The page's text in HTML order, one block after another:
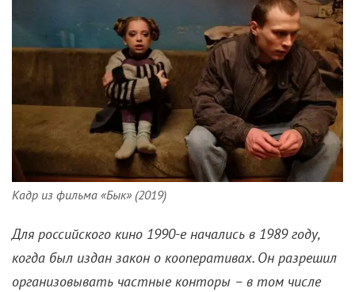
Кадр из фильма «Бык» (2019)
Для российского кино 1990-е начались в 1989 году,
когда был издан закон о кооперативах. Он разрешил
организовывать частные конторы – в том числе